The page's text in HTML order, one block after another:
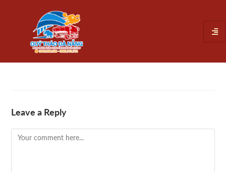
Leave a Reply